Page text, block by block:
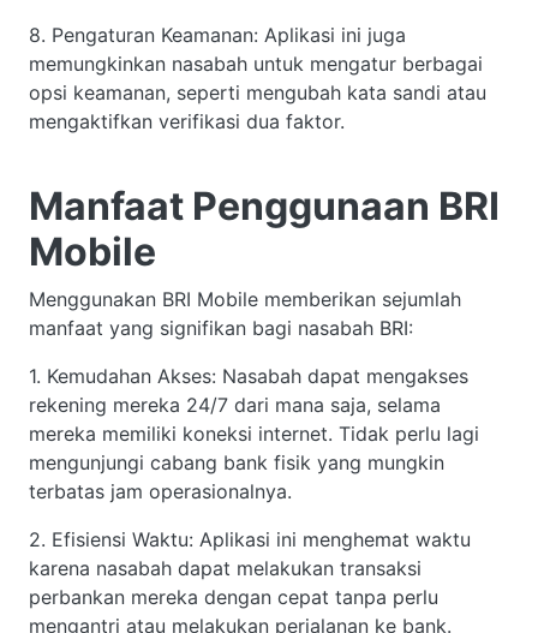
8. Pengaturan Keamanan: Aplikasi ini juga
memungkinkan nasabah untuk mengatur berbagai
opsi keamanan, seperti mengubah kata sandi atau
mengaktifkan verifikasi dua faktor.
Manfaat Penggunaan BRI
Mobile
Menggunakan BRI Mobile memberikan sejumlah
manfaat yang signifikan bagi nasabah BRI:
1. Kemudahan Akses: Nasabah dapat mengakses
rekening mereka 24/7 dari mana saja, selama
mereka memiliki koneksi internet. Tidak perlu lagi
mengunjungi cabang bank fisik yang mungkin
terbatas jam operasionalnya.
2. Efisiensi Waktu: Aplikasi ini menghemat waktu
karena nasabah dapat melakukan transaksi
perbankan mereka dengan cepat tanpa perlu
mengantri atau melakukan perjalanan ke bank.